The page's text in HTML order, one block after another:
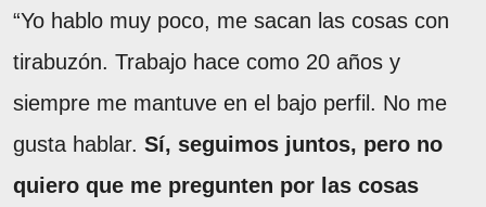
“Yo hablo muy poco, me sacan las cosas con
tirabuzón. Trabajo hace como 20 años y
siempre me mantuve en el bajo perfil. No me
gusta hablar. Sí, seguimos juntos, pero no
quiero que me pregunten por las cosas